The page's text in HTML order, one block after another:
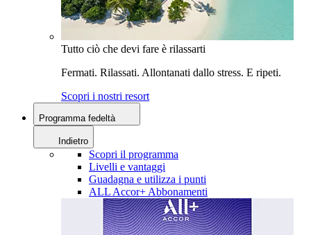
Tutto ciò che devi fare è rilassarti
Fermati. Rilassati. Allontanati dallo stress. E ripeti.
Scopri i nostri resort
Programma fedeltà
Indietro
Scopri il programma
Livelli e vantaggi
Guadagna e utilizza i punti
ALL Accor+ Abbonamenti